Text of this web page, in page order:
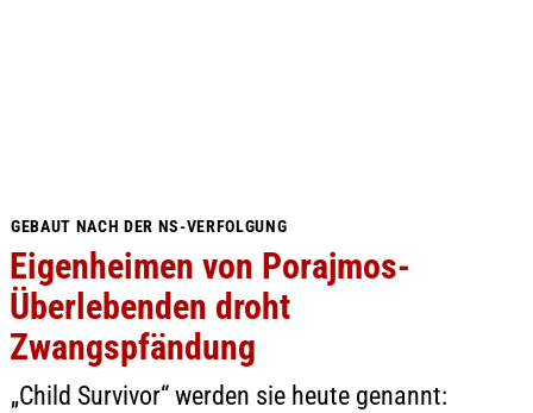
GEBAUT NACH DER NS-VERFOLGUNG
Eigenheimen von Porajmos-
Überlebenden droht
Zwangspfändung
„Child Survivor“ werden sie heute genannt: